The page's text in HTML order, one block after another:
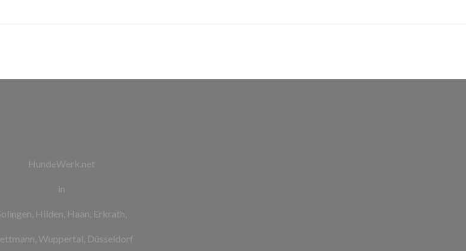
HundeWerk.net
in
Hilden, Haan, Erkrath,
Wuppertal, Düsseldorf